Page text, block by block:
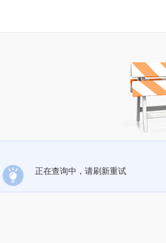
正在查询中，请刷新重试